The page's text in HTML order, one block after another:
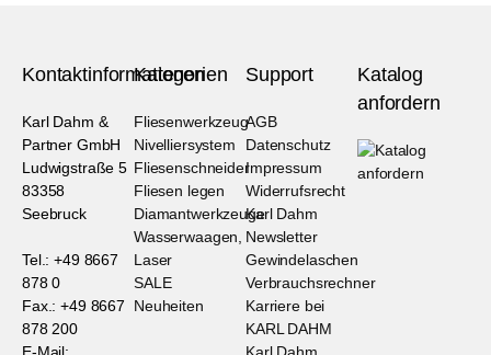
Kontaktinformationen
Karl Dahm &
Partner GmbH
Ludwigstraße 5
83358
Seebruck
Tel.: +49 8667
878 0
Fax.: +49 8667
878 200
Kategorien
Fliesenwerkzeug
Nivelliersystem
Fliesenschneider
Fliesen legen
Diamantwerkzeuge
Wasserwaagen,
Laser
SALE
Neuheiten
Support
AGB
Datenschutz
Impressum
Widerrufsrecht
Karl Dahm
Newsletter
Gewindelaschen
Verbrauchsrechner
Karriere bei
KARL DAHM
Katalog
anfordern